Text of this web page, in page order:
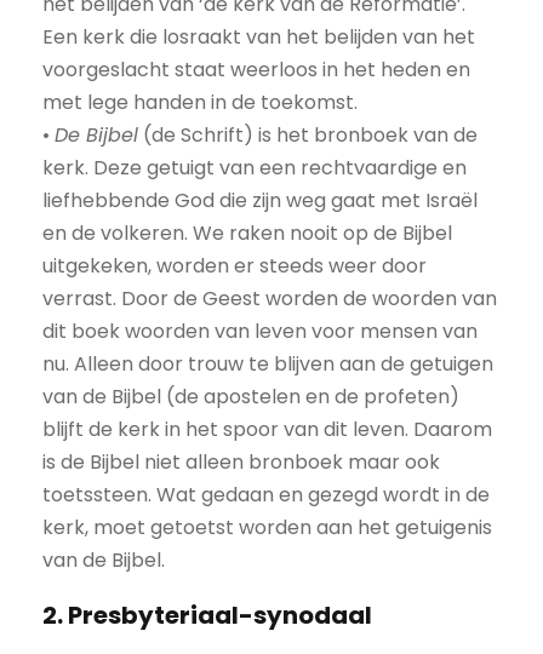
Een kerk die losraakt van het belijden van het
voorgeslacht staat weerloos in het heden en
met lege handen in de toekomst.
• De Bijbel (de Schrift) is het bronboek van de
kerk. Deze getuigt van een rechtvaardige en
liefhebbende God die zijn weg gaat met Israël
en de volkeren. We raken nooit op de Bijbel
uitgekeken, worden er steeds weer door
verrast. Door de Geest worden de woorden van
dit boek woorden van leven voor mensen van
nu. Alleen door trouw te blijven aan de getuigen
van de Bijbel (de apostelen en de profeten)
blijft de kerk in het spoor van dit leven. Daarom
is de Bijbel niet alleen bronboek maar ook
toetssteen. Wat gedaan en gezegd wordt in de
kerk, moet getoetst worden aan het getuigenis
van de Bijbel.
2. Presbyteriaal-synodaal